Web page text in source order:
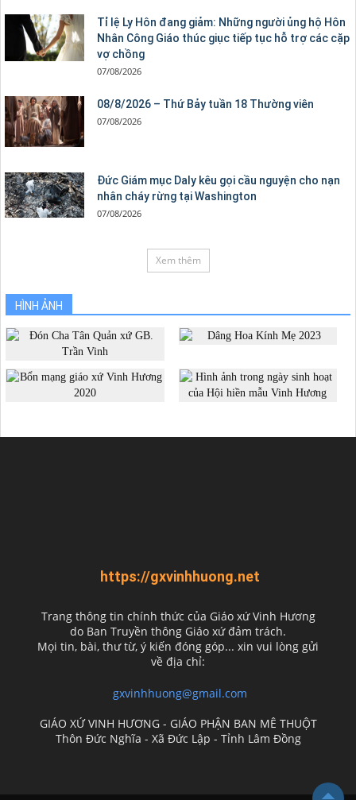
Tỉ lệ Ly Hôn đang giảm: Những người ủng hộ Hôn
Nhân Công Giáo thúc giục tiếp tục hỗ trợ các cặp
vợ chồng
07/08/2026
08/8/2026 – Thứ Bảy tuần 18 Thường viên
07/08/2026
Đức Giám mục Daly kêu gọi cầu nguyện cho nạn
nhân cháy rừng tại Washington
07/08/2026
Xem thêm
HÌNH ẢNH
https://gxvinhhuong.net
Trang thông tin chính thức của Giáo xứ Vinh Hương
do Ban Truyền thông Giáo xứ đảm trách.
Mọi tin, bài, thư từ, ý kiến đóng góp... xin vui lòng gửi
về địa chỉ:
gxvinhhuong@gmail.com
GIÁO XỨ VINH HƯƠNG - GIÁO PHẬN BAN MÊ THUỘT
Thôn Đức Nghĩa - Xã Đức Lập - Tỉnh Lâm Đồng